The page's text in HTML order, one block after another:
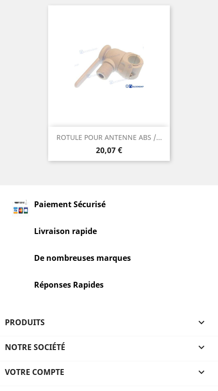
ROTULE POUR ANTENNE ABS /...
Prix
20,07 €
Paiement Sécurisé
Livraison rapide
De nombreuses marques
Réponses Rapides
PRODUITS 
NOTRE SOCIÉTÉ 
VOTRE COMPTE 